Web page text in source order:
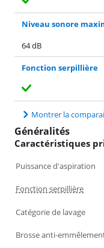
Niveau sonore
64 dB
Fonction serpillière
Montrer la
Généralités
Caractéristiques
Puissance d'aspiration
Fonction serpillière
Catégorie de lavage
Brosse anti-